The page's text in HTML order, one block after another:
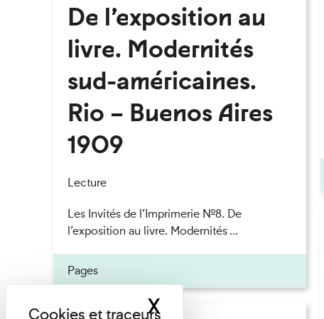
De l’exposition au
livre. Modernités
sud-américaines.
Rio – Buenos Aires
1909
Lecture
Les Invités de l’Imprimerie n°8. De
l’exposition au livre. Modernités ...
Pages
XMasquer le